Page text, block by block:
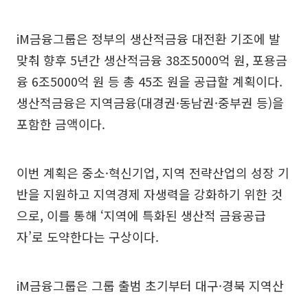
iM금융그룹은 정부의 생산적금융 대전환 기조에 발
맞춰 향후 5년간 생산적금융 38조5000억 원, 포용금
융 6조5000억 원 등 총 45조 원을 공급할 계획이다.
생산적금융은 지역금융(대경권·동남권·중부권 등)을
포함한 금액이다.
이번 계획은 중소·혁신기업, 지역 전략산업의 성장 기
반을 지원하고 지역경제 자생력을 강화하기 위한 것
으로, 이를 통해 ‘지역에 특화된 생산적 금융공급
자’로 도약한다는 구상이다.
iM금융그룹은 그룹 출범 초기부터 대구·경북 지역산